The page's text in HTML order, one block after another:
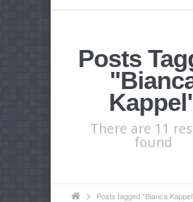
Posts
There are 11
found
Posts tagged "Bianca